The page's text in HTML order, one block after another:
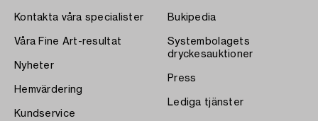
Kontakta våra specialister
Våra Fine Art-resultat
Nyheter
Hemvärdering
Kundservice
Bukipedia
Systembolagets
dryckesauktioner
Press
Lediga tjänster